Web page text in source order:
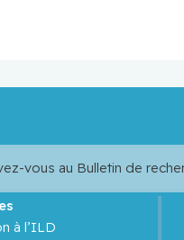
vous au Bulletin de
à l’ILD